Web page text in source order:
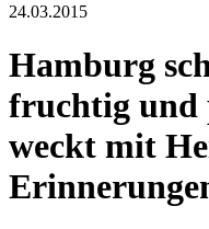
24.03.2015
Hamburg
fruchtig
weckt mit